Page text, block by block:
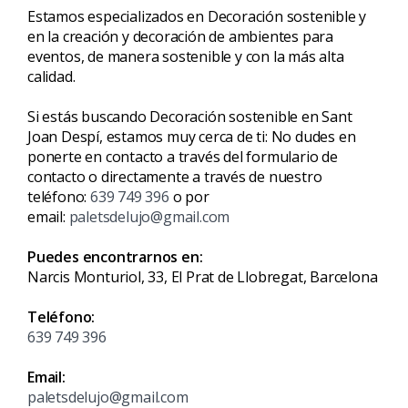
Estamos especializados en Decoración sostenible y
en la creación y decoración de ambientes para
eventos, de manera sostenible y con la más alta
calidad.
Si estás buscando Decoración sostenible en Sant
Joan Despí, estamos muy cerca de ti: No dudes en
ponerte en contacto a través del formulario de
contacto o directamente a través de nuestro
teléfono: 639 749 396 o por
email: paletsdelujo@gmail.com
Puedes encontrarnos en:
Narcis Monturiol, 33, El Prat de Llobregat, Barcelona
Teléfono:
639 749 396
Email:
paletsdelujo@gmail.com